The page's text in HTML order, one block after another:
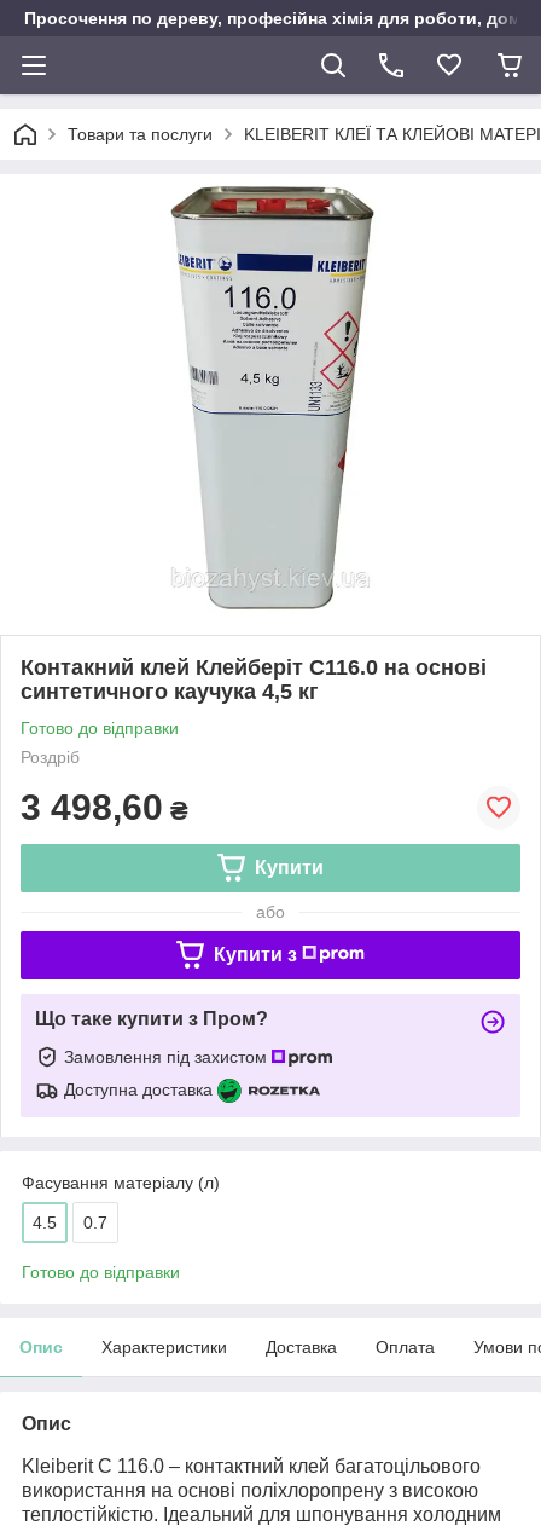
Просочення по дереву, професійна хімія для роботи,
Товари та послуги KLEIBERIT КЛЕЇ ТА КЛЕЙОВІ
Контакний клей Клейберіт С116.0 на основі
синтетичного каучука 4,5 кг
Готово до відправки
Роздріб
3 498,60 ₴
Купити
або
Купити з
Що таке купити з Пром?
Замовлення під захистом
Доступна доставка
Фасування матеріалу (л)
4.5 0.7
Готово до відправки
Опис Характеристики Доставка Оплата Умови
Опис
Kleiberit С 116.0 – контактний клей багатоцільового
використання на основі поліхлоропрену з високою
теплостійкістю. Ідеальний для шпонування холодним